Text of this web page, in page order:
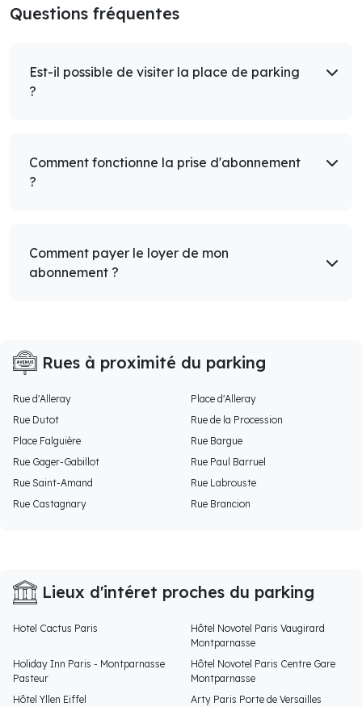
Questions fréquentes
Est-il possible de visiter la place de parking
?
Comment fonctionne la prise d'abonnement
?
Comment payer le loyer de mon
abonnement ?
Rues à proximité du parking
Rue d'Alleray
Place d'Alleray
Rue Dutot
Rue de la Procession
Place Falguière
Rue Bargue
Rue Gager-Gabillot
Rue Paul Barruel
Rue Saint-Amand
Rue Labrouste
Rue Castagnary
Rue Brancion
Lieux d'intéret proches du parking
Hotel Cactus Paris
Hôtel Novotel Paris Vaugirard
Montparnasse
Holiday Inn Paris - Montparnasse
Pasteur
Hôtel Novotel Paris Centre Gare
Montparnasse
Hôtel Yllen Eiffel
Arty Paris Porte de Versailles